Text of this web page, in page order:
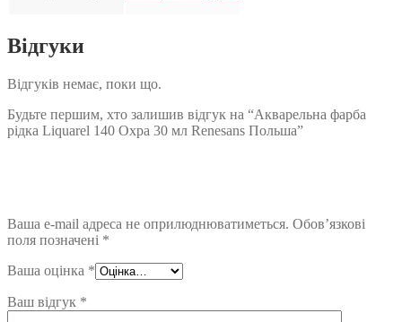
Відгуки
Відгуків немає, поки що.
Будьте першим, хто залишив відгук на “Акварельна фарба
рідка Liquarel 140 Охра 30 мл Renesans Польша”
Ваша e-mail адреса не оприлюднюватиметься. Обов’язкові
поля позначені *
Ваша оцінка *
Ваш відгук *